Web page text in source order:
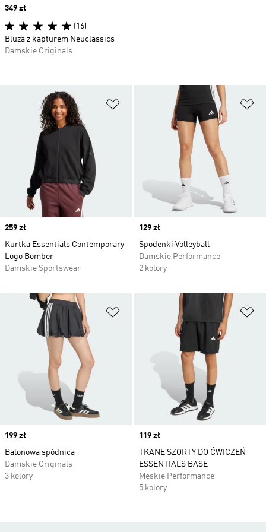
Dodaj do listy życzeń
Price
259 zł
Kurtka Essentials Contemporary
Logo Bomber
Damskie Sportswear
Price
129 zł
Spodenki Volleyball
Damskie Performance
2 kolory
Dodaj do listy życzeń
Price
199 zł
Balonowa spódnica
Damskie Originals
3 kolory
Price
119 zł
TKANE SZORTY DO ĆWICZEŃ
ESSENTIALS BASE
Męskie Performance
5 kolory
Price
349 zł
(16)
Bluza z kapturem Neuclassics
Damskie Originals